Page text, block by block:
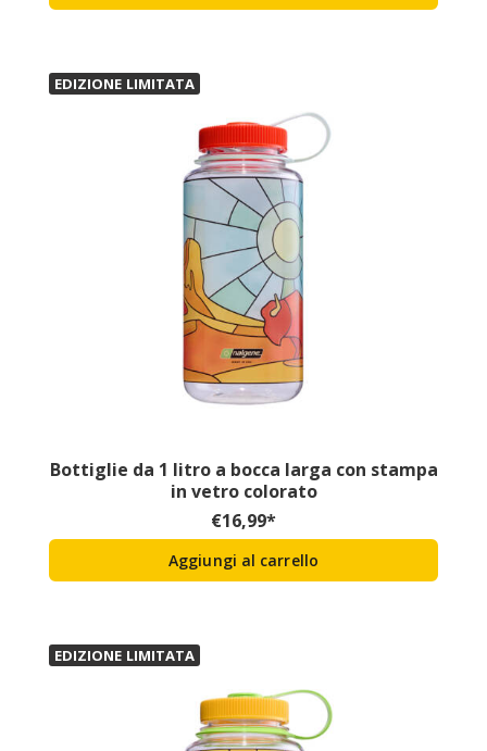
EDIZIONE LIMITATA
Bottiglie da 1 litro a bocca larga con stampa
in vetro colorato
€16,99*
Aggiungi al carrello
EDIZIONE LIMITATA